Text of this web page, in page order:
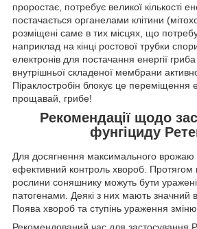
проростає, потребує великої кількості
постачається органелами клітини
розміщені саме в тих місцях, що
наприклад на кінці ростової трубки
електронів для постачання енергії
внутрішньої складеної мембрани
Піраклостробін блокує це переміщення
прощавай, грибе!
Рекомендації щодо
фунгіциду
Для досягнення максимального
ефективний контроль хвороб. Протягом
рослини соняшнику можуть бути
патогенами. Деякі з них мають значний
Поява хвороб та ступінь ураження